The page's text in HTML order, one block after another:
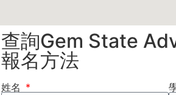
查詢Gem State
報名方法
姓名